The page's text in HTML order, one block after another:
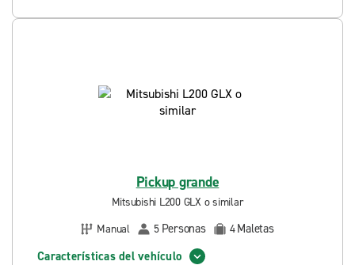
Pickup grande
Mitsubishi L200 GLX o similar
Manual
5 Personas 4Maletas
Características del vehículo